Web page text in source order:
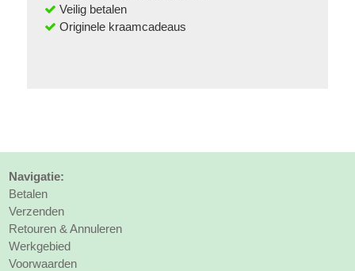
Veilig betalen
Originele kraamcadeaus
Navigatie:
Betalen
Verzenden
Retouren & Annuleren
Werkgebied
Voorwaarden